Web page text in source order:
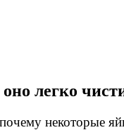
легко
некоторые